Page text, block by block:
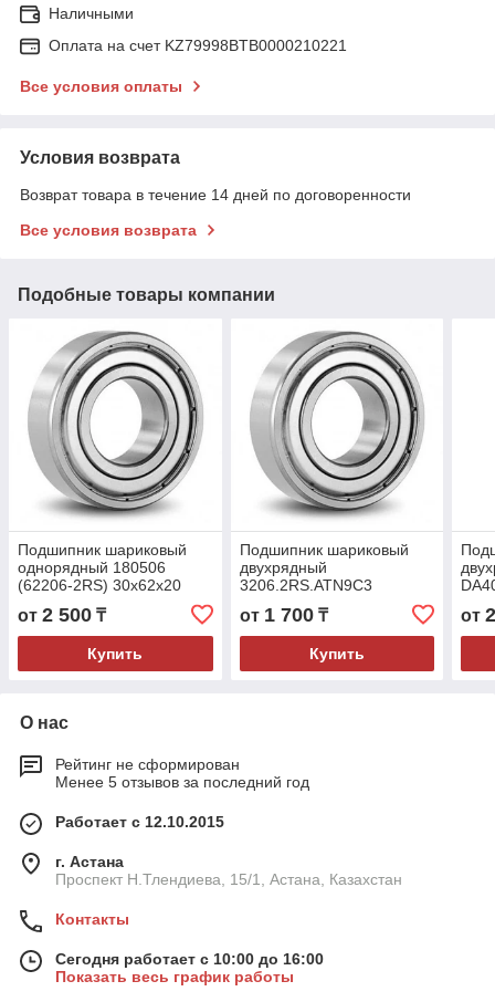
Наличными
Оплата на счет KZ79998BTB0000210221
Все условия оплаты
Условия возврата
Возврат товара в течение 14 дней по договоренности
Все условия возврата
Подобные товары компании
Подшипник шариковый
однорядный 180506
(62206-2RS) 30x62x20
от 2 500 ₸
Купить
Подшипник шариковый
двухрядный
3206.2RS.ATN9C3
30x62x23,8
от 1 700₸
Купить
от
О нас
Рейтинг не сформирован
Менее 5 отзывов за последний год
Работает с 12.10.2015
г. Астана
Проспект Н.Тлендиева, 15/1, Астана, Казахстан
Контакты
Сегодня работает с 10:00 до 16:00
Показать весь график работы